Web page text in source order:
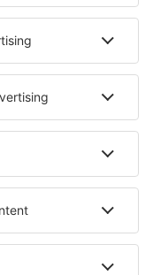
Hotely in Vallauris
in Buffalo